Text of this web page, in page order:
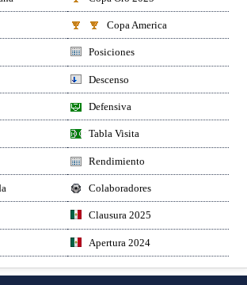
Copa America
Posiciones
Descenso
Defensiva
Tabla Visita
Rendimiento
Colaboradores
Clausura 2025
Apertura 2024